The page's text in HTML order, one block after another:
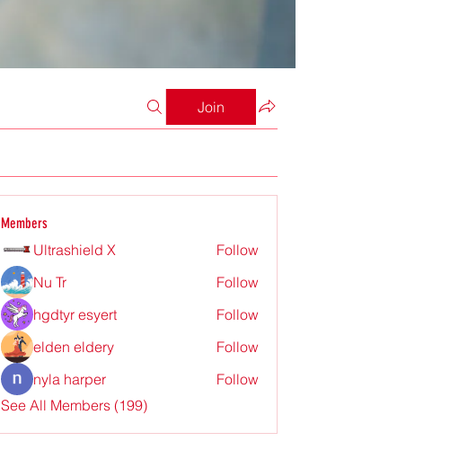
Join
Members
Ultrashield X
Follow
Nu Tr
Follow
hgdtyr esyert
Follow
elden eldery
Follow
nyla harper
Follow
See All Members (199)